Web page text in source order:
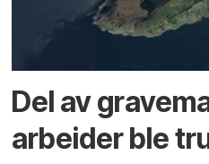
Del av
arbeider ble